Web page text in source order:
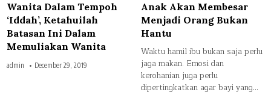
Wanita Dalam Tempoh
‘Iddah’, Ketahuilah
Batasan Ini Dalam
Memuliakan Wanita
admin December 29, 2019
Anak Akan Membesar
Menjadi Orang Bukan
Hantu
Waktu hamil ibu bukan saja perlu
jaga makan. Emosi dan
kerohanian juga perlu
dipertingkatkan agar bayi yang…